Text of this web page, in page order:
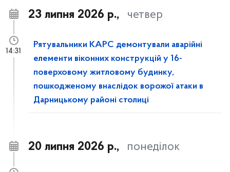
23 липня 2026 р., четвер
Рятувальники КАРС демонтували аварійні
елементи віконних конструкцій у 16-
поверховому житловому будинку,
пошкодженому внаслідок ворожої атаки в
Дарницькому районі столиці
14:31
20 липня 2026 р., понеділок